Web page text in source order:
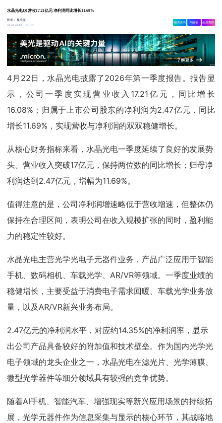
水晶光电Q1营收17.21亿元 净利润同比增长11.69%
作者：集小微
04-22 23:12
1.7w
相关舆情 AI解读 生成海报
4月22日，水晶光电披露了2026年第一季度报告。报告显
示，公司一季度实现营业收入17.21亿元，同比增长
16.08%；归属于上市公司股东的净利润为2.47亿元，同比
增长11.69%，实现营收与净利润的双双稳健增长。
从核心财务指标来看，水晶光电一季度延续了良好的发展势
头。营业收入突破17亿元，保持两位数的同比增长；归母净
利润达到2.47亿元，增幅为11.69%。
值得注意的是，公司净利润增速略低于营收增速，但整体仍
保持在合理区间，表明公司在收入规模扩张的同时，盈利能
力的稳定性较好。
水晶光电主营光学光电子元器件业务，产品广泛应用于智能
手机、数码相机、车载光学、AR/VR等领域。一季度业绩的
稳健增长，主要受益于消费电子需求回暖、车载光学业务放
量，以及AR/VR新兴业务布局。
2.47亿元的净利润水平，对应约14.35%的净利润率，显示
出公司产品具备较好的附加值和技术壁垒。作为国内光学光
电子领域的龙头企业之一，水晶光电在滤光片、光学薄膜、
微型光学器件等细分领域具有较强的竞争优势。
随着AI手机、智能汽车、增强现实等新兴应用场景的持续拓
展，光学元器件作为信息采集与显示的核心环节，其战略地